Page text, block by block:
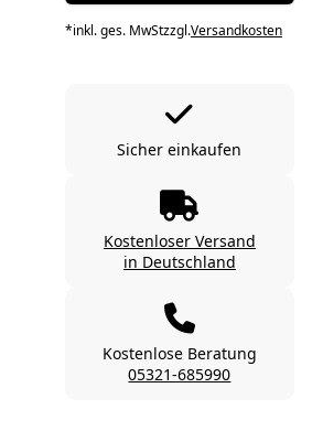
*inkl. ges. MwStzzgl.Versandkosten
Sicher einkaufen
Kostenloser Versand
in Deutschland
Kostenlose Beratung
05321-685990